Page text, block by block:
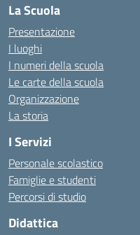
La Scuola
Presentazione
I luoghi
I numeri della scuola
Le carte della scuola
Organizzazione
La storia
I Servizi
Personale scolastico
Famiglie e studenti
Percorsi di studio
Didattica